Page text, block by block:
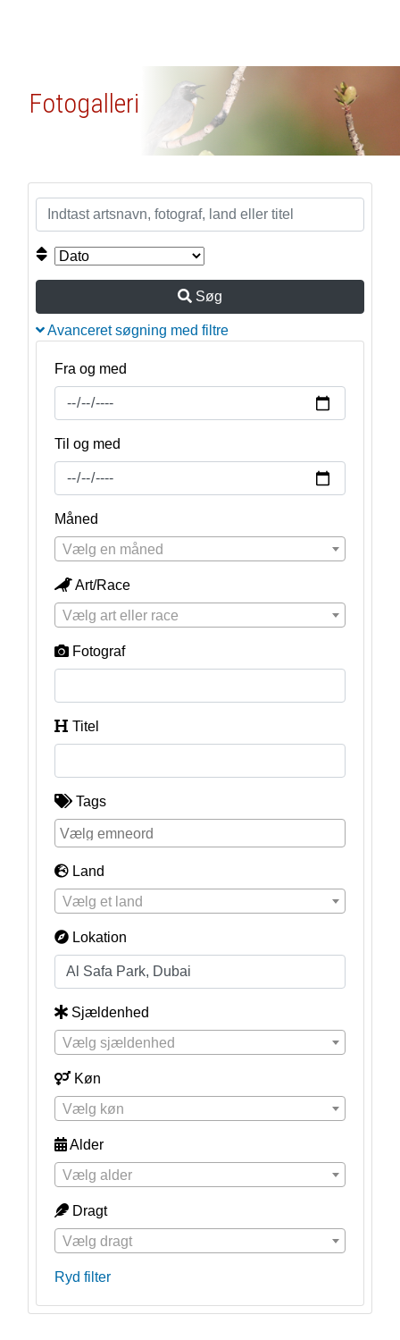
Fotogalleri
Søg
Avanceret søgning med filtre
Fra og med
Til og med
Måned
Vælg en måned
Art/Race
Vælg art eller race
Fotograf
Titel
Tags
Land
Vælg et land
Lokation
Sjældenhed
Vælg sjældenhed
Køn
Vælg køn
Alder
Vælg alder
Dragt
Vælg dragt
Ryd filter